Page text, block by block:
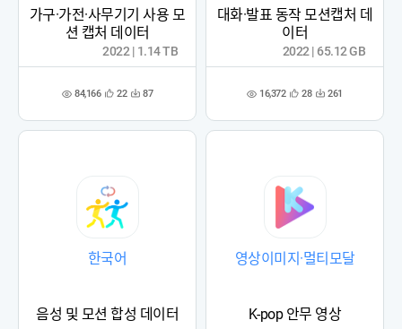
가구·가전·사무기기 사용 모
션 캡처 데이터
조 84,166 관
록
22 다 87
2022 | 1.14 TB
대화·발표 동작 모션캡처 데
이터
조 16,372 관
록
28 다 261
2022 | 65.12 GB
한국어
음성 및 모션 합성 데이터
영상이미지·멀티모달
K-pop 안무 영상